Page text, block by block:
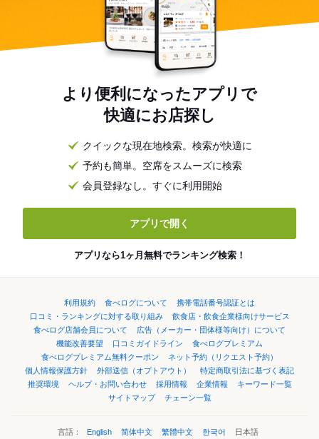
より便利になったアプリで
快適にお店探し
クイックな現在地検索。検索が快適に
予約も簡単。空席をスムーズに検索
会員登録なし。すぐに利用開始
アプリで開く
アプリなら1ヶ月無料でランキング検索！
利用規約 食べログについて
携帯電話番号認証とは
口コミ・ランキングに対する取り組み
飲食店・飲食企業様向けサービス
食べログ店舗会員について
広告（メーカー・団体様等向け）について
機能改善要望
口コミガイドライン
食べログプレミアム
食べログプレミアム無料クーポン
ネット予約（リクエスト予約）
個人情報保護方針
外部送信（オプトアウト）
特定商取引法に基づく表記
推奨環境
ヘルプ・お問い合わせ 採用情報 企業情報
キーワード一覧
サイトマップ
チェーン一覧
言語： English 简体中文 繁體中文 한국어 日本語